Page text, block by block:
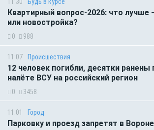
11:30 Будь в курсе
Квартирный вопрос-2026: что лучше
или новостройка?
0 988
11:07 Происшествия
12 человек погибли, десятки
налёте ВСУ на российский регион
0 3458
11:01 Город
Парковку и проезд запретят в